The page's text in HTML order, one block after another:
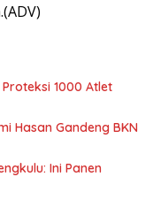
1000 Atlet
Hasan Gandeng BKN
Ini Panen